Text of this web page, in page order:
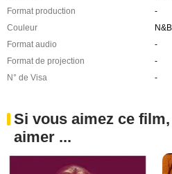
Format production
-
Couleur
N&B
Format audio
-
Format de projection
-
N° de Visa
-
Si vous aimez ce
aimer ...